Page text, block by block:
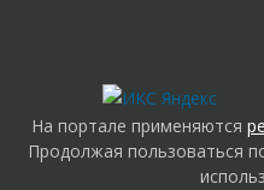
На портале применяются
Продолжая пользоваться